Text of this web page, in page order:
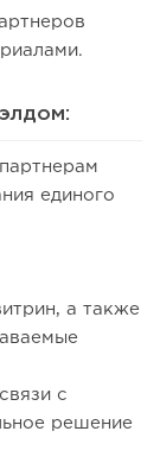
единого
а также
с
решение